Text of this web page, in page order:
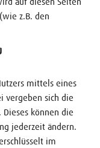
z.B. den
mittels eines
vergeben sich die
können die
jederzeit ändern.
im